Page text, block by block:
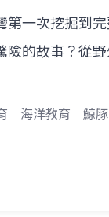
第一次挖掘到
險的故事？從
海洋教育 鯨豚